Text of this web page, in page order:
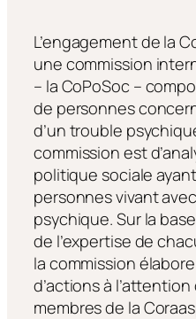
L’engagement de la
une commission
– la CoPoSoc –
de personnes
d’un trouble
commission est
politique sociale
personnes vivant
psychique. Sur la
de l’expertise de
la commission
d’actions à
membres de la